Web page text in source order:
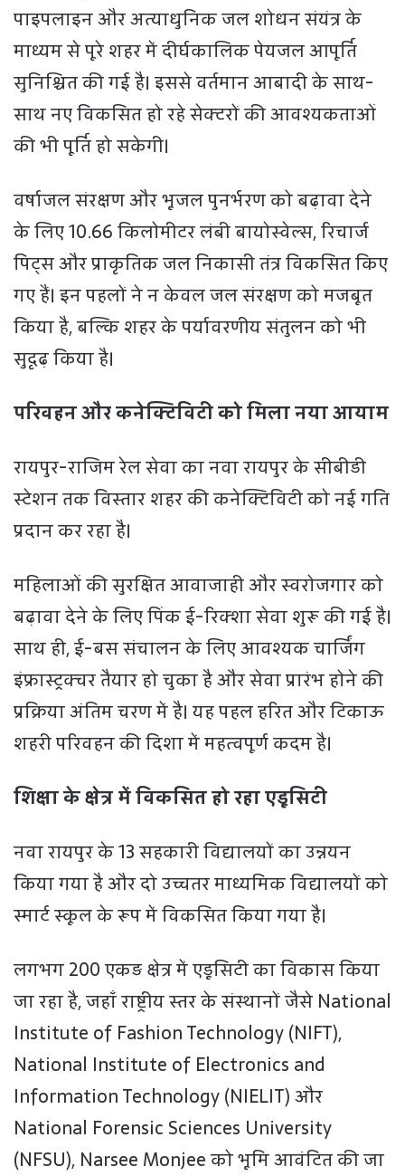
पाइपलाइन और अत्याधुनिक जल शोधन संयंत्र के
माध्यम से पूरे शहर में दीर्घकालिक पेयजल आपूर्ति
सुनिश्चित की गई है। इससे वर्तमान आबादी के साथ-
साथ नए विकसित हो रहे सेक्टरों की आवश्यकताओं
की भी पूर्ति हो सकेगी।
वर्षाजल संरक्षण और भूजल पुनर्भरण को बढ़ावा देने
के लिए 10.66 किलोमीटर लंबी बायोस्वेल्स, रिचार्ज
पिट्स और प्राकृतिक जल निकासी तंत्र विकसित किए
गए हैं। इन पहलों ने न केवल जल संरक्षण को मजबूत
किया है, बल्कि शहर के पर्यावरणीय संतुलन को भी
सुदृढ़ किया है।
परिवहन और कनेक्टिविटी को मिला नया आयाम
रायपुर-राजिम रेल सेवा का नवा रायपुर के सीबीडी
स्टेशन तक विस्तार शहर की कनेक्टिविटी को नई गति
प्रदान कर रहा है।
महिलाओं की सुरक्षित आवाजाही और स्वरोजगार को
बढ़ावा देने के लिए पिंक ई-रिक्शा सेवा शुरू की गई है।
साथ ही, ई-बस संचालन के लिए आवश्यक चार्जिंग
इंफ्रास्ट्रक्चर तैयार हो चुका है और सेवा प्रारंभ होने की
प्रक्रिया अंतिम चरण में है। यह पहल हरित और टिकाऊ
शहरी परिवहन की दिशा में महत्वपूर्ण कदम है।
शिक्षा के क्षेत्र में विकसित हो रहा एडूसिटी
नवा रायपुर के 13 सहकारी विद्यालयों का उन्नयन
किया गया है और दो उच्चतर माध्यमिक विद्यालयों को
स्मार्ट स्कूल के रूप में विकसित किया गया है।
लगभग 200 एकड़ क्षेत्र में एडूसिटी का विकास किया
जा रहा है, जहाँ राष्ट्रीय स्तर के संस्थानों जैसे National
Institute of Fashion Technology (NIFT),
National Institute of Electronics and
Information Technology (NIELIT) और
National Forensic Sciences University
(NFSU), Narsee Monjee को भूमि आवंटित की जा